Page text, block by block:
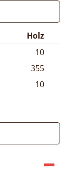
Holz
10
355
10